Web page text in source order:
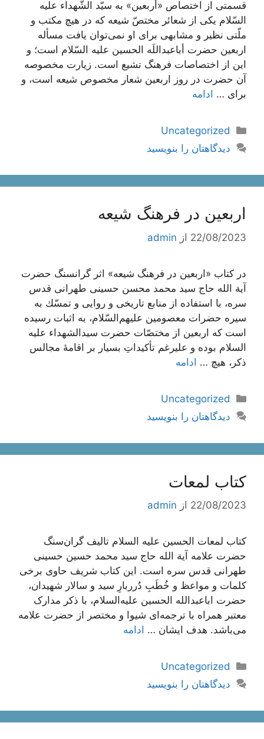
قسمتی از اختصاص «أربعين» به سيّد الشّهداء عليه
السّلام یکی از شعائر مختصّ شیعه که در هیچ مکتب و
ملّتی نظیر و مشابهی برای او نمی‌توان یافت مسأله
اربعین حضرت أباعبداللَه الحسین علیه السّلام است؛ و
این از اختصاصات فرهنگ تشیع است. زیارت مخصوصه
آن حضرت در روز اربعین شعار مخصوص شیعه است، و
برای … ادامه
دسته‌ها
Uncategorized
دیدگاهتان را بنویسید
اربعین در فرهنگ شیعه
22/08/2023 از admin
در کتاب «اربعین در فرهنگ شیعه» اثر گرانسنگ حضرت
آیة الله حاج سید محمد محسن حسینی طهرانی قدس
سره، با استفاده از منابع تاريخى و روايى و تمسّك به
سيره حضرات معصومين عليهم‌‏السّلام، به اثبات رسیده
است که اربعین از مختصّات حضرت سیدالشهداء علیه
السلام بوده و علیرغم تأکیداتِ بسیار بر اقامۀ مجالس
ذکر، هیچ … ادامه
دسته‌ها
Uncategorized
دیدگاهتان را بنویسید
کتاب لمعات
22/08/2023 از admin
کتاب لمعات الحسین علیه السلام تالیف گران‌سنگ
حضرت علامه آیة الله حاج سید محمد حسین حسینی
طهرانی قدس سره است. این کتاب شریف حاوی برخی
کلمات و مواعظ و خُطَبِ دُرربارِ سید و سالار شهیدان،
حضرت اباعبدالله الحسین علیه‌السلام، با ذکر مدارک
معتبر همراه با ترجمه‌ای شیوا و مختصر از حضرت علامه
می‌باشد. هدف ایشان … ادامه
دسته‌ها
Uncategorized
دیدگاهتان را بنویسید